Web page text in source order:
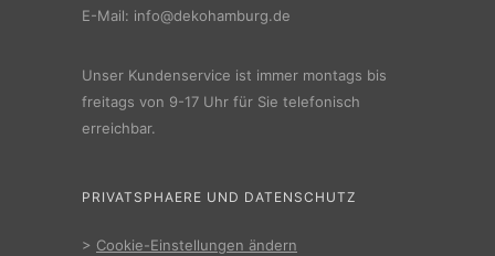
E-Mail: info@dekohamburg.de
Unser Kundenservice ist immer montags bis
freitags von 9-17 Uhr für Sie telefonisch
erreichbar.
PRIVATSPHAERE UND DATENSCHUTZ
> Cookie-Einstellungen ändern